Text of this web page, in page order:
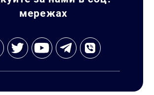
Искать:
мережах